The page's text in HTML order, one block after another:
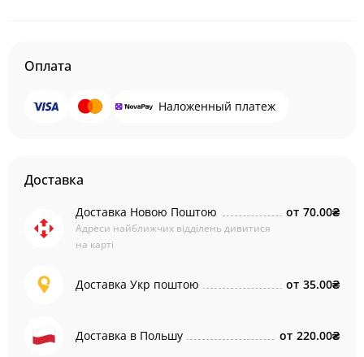
Оплата
Наложенный платеж
Доставка
Доставка Новою Поштою
Адреси найближчих відділень дивитися
на карті
от 70.00₴
Доставка Укр поштою от 35.00₴
Доставка в Польшу от 220.00₴